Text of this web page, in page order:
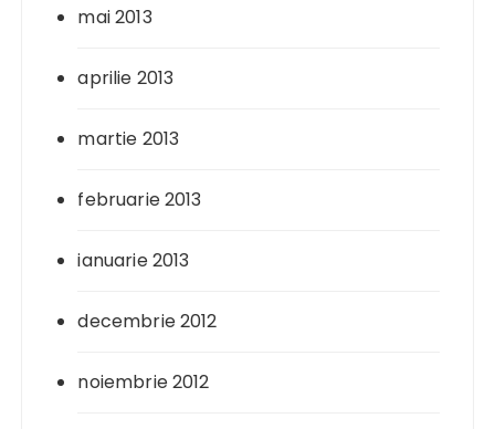
mai 2013
aprilie 2013
martie 2013
februarie 2013
ianuarie 2013
decembrie 2012
noiembrie 2012